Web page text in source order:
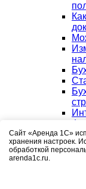
Сайт «Аренда 1С»
хранения настроек.
обработкой
arenda1c.ru.
и